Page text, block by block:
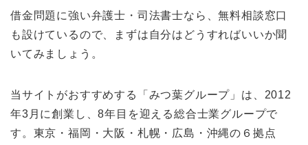
借金問題に強い弁護士・司法書士なら、無料相談窓口
も設けているので、まずは自分はどうすればいいか聞
いてみましょう。
当サイトがおすすめする「みつ葉グループ」は、2012
年3月に創業し、8年目を迎える総合士業グループで
す。東京・福岡・大阪・札幌・広島・沖縄の６拠点